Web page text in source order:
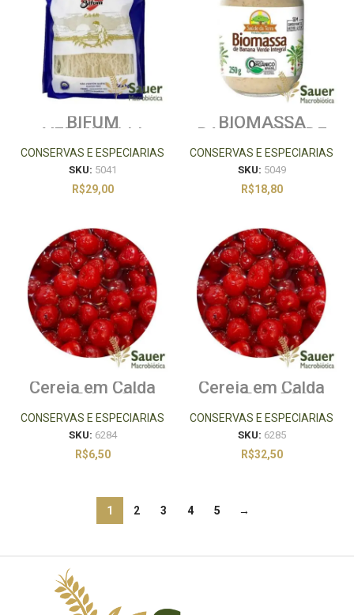
BIFUM
VERMICELLI
500G
CONSERVAS E ESPECIARIAS
SKU: 5041
R$29,00
BIOMASSA
BANANA VERDE
250G
CONSERVAS E ESPECIARIAS
SKU: 5049
R$18,80
Cereja em Calda
sem Talo 100g
CONSERVAS E ESPECIARIAS
SKU: 6284
R$6,50
Cereja em Calda
sem Talo 500g
CONSERVAS E ESPECIARIAS
SKU: 6285
R$32,50
1 2 3 4 5 →